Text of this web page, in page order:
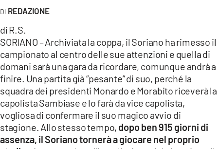
Network
LACPLAY.IT
LACTV.IT
LACONAIR.IT
LACITYMAG.IT
ILREGGINO.IT
REDAZIONE
di R.S.
SORIANO – Archiviata la coppa, il Soriano ha rimesso il
campionato al centro delle sue attenzioni e quella di
domani sarà una gara da ricordare, comunque andrà a
finire. Una partita già “pesante” di suo, perché la
squadra dei presidenti Monardo e Morabito riceverà la
capolista Sambiase e lo farà da vice capolista,
vogliosa di confermare il suo magico avvio di
stagione. Allo stesso tempo, dopo ben 915 giorni di
assenza, il Soriano tornerà a giocare nel proprio